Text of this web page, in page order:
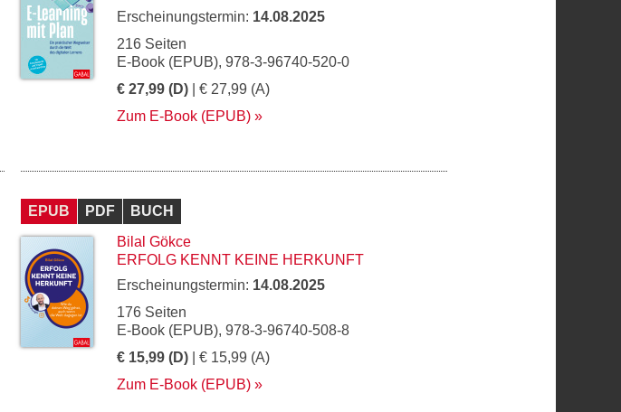
Erscheinungstermin: 14.08.2025
216 Seiten
E-Book (EPUB), 978-3-96740-520-0
€ 27,99 (D) | € 27,99 (A)
Zum E-Book (EPUB)
EPUB PDF
BUCH
Bilal Gökce
ERFOLG KENNT KEINE HERKUNFT
Erscheinungstermin: 14.08.2025
176 Seiten
E-Book (EPUB), 978-3-96740-508-8
€ 15,99 (D) | € 15,99 (A)
Zum E-Book (EPUB)